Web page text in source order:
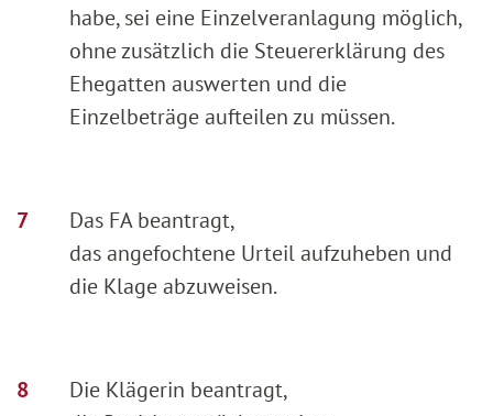
habe, sei eine Einzelveranlagung möglich,
ohne zusätzlich die Steuererklärung des
Ehegatten auswerten und die
Einzelbeträge aufteilen zu müssen.
Das FA beantragt,
das angefochtene Urteil aufzuheben und
die Klage abzuweisen.
Die Klägerin beantragt,